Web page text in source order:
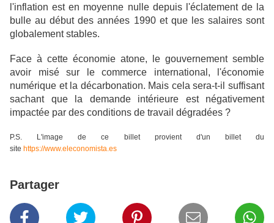
l'inflation est en moyenne nulle depuis l'éclatement de la
bulle au début des années 1990 et que les salaires sont
globalement stables.
Face à cette économie atone, le gouvernement semble
avoir misé sur le commerce international, l'économie
numérique et la décarbonation. Mais cela sera-t-il suffisant
sachant que la demande intérieure est négativement
impactée par des conditions de travail dégradées ?
P.S. L'image de ce billet provient d'un billet du
site https://www.eleconomista.es
Partager